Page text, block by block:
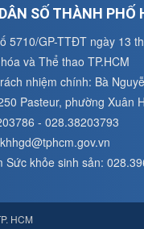
SỐ THÀNH PHỐ
5710/GP-TTĐT ngày 13
và Thể thao TP.HCM
nhiệm chính: Bà
Pasteur, phường Xuân
- 028.38203793
Sức khỏe sinh sản:
HCM